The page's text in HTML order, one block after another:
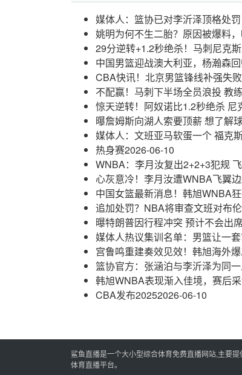
媒体人：篮协已对李沂泽顶格处
姚明为何不生二胎？原因被爆料
29分逆转+1.2秒绝杀！马刺尼克
中国男篮迎战澳大利亚，杨瀚森
CBA快讯！北京男篮锋线补强失
不配赢！马刺下半场全员浪投 教
惊天逆转！阿奴诺比1.2秒绝杀 尼
曝詹姆斯向湖人索要顶薪 想了解
媒体人：文班亚马软蛋一个 福克
热身赛2026-06-10
WNBA：李月汝复出2+2+3犯规
心灰意冷！李月汝遭WNBA飞翼
中国女篮最新消息！韩旭WNBA
追加处罚？NBA将审查文班对布
曝特朗普因行程冲突 预计不会出
媒体人热议集训名单：男篮让一
宫鲁鸣重建奏效见效！韩旭海外
篮协官方：张涵泊与李沂泽为同
韩旭WNBA表现渐入佳境，赛后
CBA发布20252026-06-10
鲨鱼直播是一个大小型综合体育免费直播网站,主要
体育直播平台。